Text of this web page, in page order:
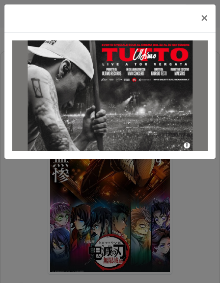
DEMON SLAYER - KIMETSU NO
YAIBA: IL CASTELLO DELL'INFINITO
PREZZO SPECIALE
CINEMAINFESTA
10+
×